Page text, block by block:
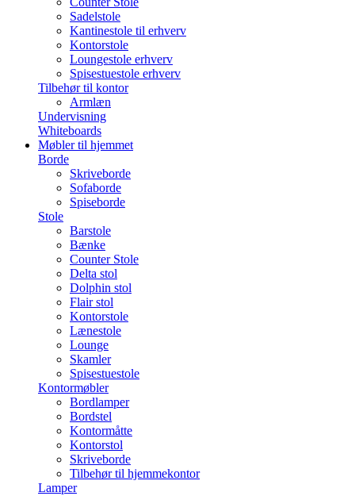
Sadelstole
Kantinestole til erhverv
Kontorstole
Loungestole erhverv
Spisestuestole erhverv
Tilbehør til kontor
Armlæn
Undervisning
Whiteboards
Møbler til hjemmet
Borde
Skriveborde
Sofaborde
Spiseborde
Stole
Barstole
Bænke
Counter Stole
Delta stol
Dolphin stol
Flair stol
Kontorstole
Lænestole
Lounge
Skamler
Spisestuestole
Kontormøbler
Bordlamper
Bordstel
Kontormåtte
Kontorstol
Skriveborde
Tilbehør til hjemmekontor
Lamper